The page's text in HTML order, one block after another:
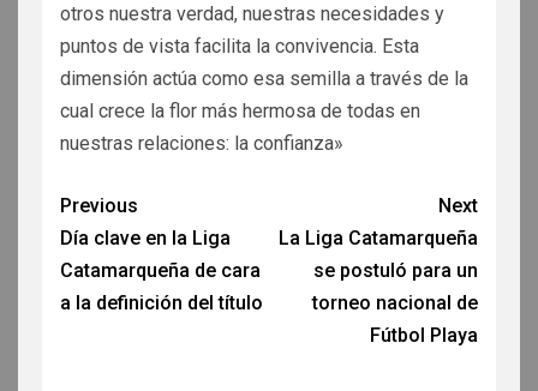
otros nuestra verdad, nuestras necesidades y
puntos de vista facilita la convivencia. Esta
dimensión actúa como esa semilla a través de la
cual crece la flor más hermosa de todas en
nuestras relaciones: la confianza»
Previous
Día clave en la Liga
Catamarqueña de cara
a la definición del título
Next
La Liga Catamarqueña
se postuló para un
torneo nacional de
Fútbol Playa